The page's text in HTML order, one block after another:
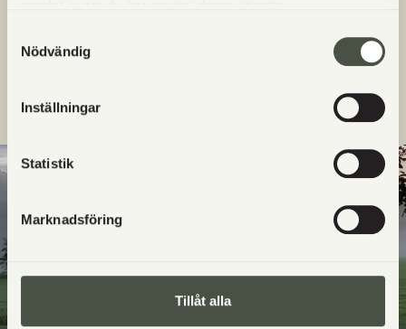
Nödvändig
Inställningar
Statistik
Marknadsföring
Tillåt alla